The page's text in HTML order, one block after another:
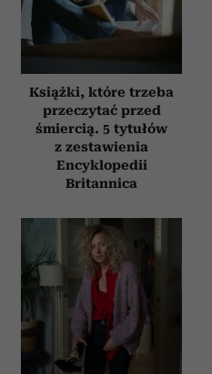
Książki, które trzeba
przeczytać przed
śmiercią. 5 tytułów
z zestawienia
Encyklopedii
Britannica